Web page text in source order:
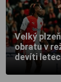
Velký
obratu v
devíti